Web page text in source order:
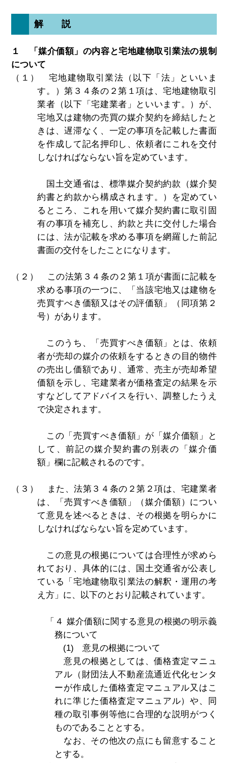
解 説
１ 「媒介価額」の内容と宅地建物取引業法の規制
について
（１） 宅地建物取引業法（以下「法」といいま
す。）第３４条の２第１項は、宅地建物取引
業者（以下「宅建業者」といいます。）が、
宅地又は建物の売買の媒介契約を締結したと
きは、遅滞なく、一定の事項を記載した書面
を作成して記名押印し、依頼者にこれを交付
しなければならない旨を定めています。
国土交通省は、標準媒介契約約款（媒介契
約書と約款から構成されます。）を定めてい
るところ、これを用いて媒介契約書に取引固
有の事項を補充し、約款と共に交付した場合
には、法が記載を求める事項を網羅した前記
書面の交付をしたことになります。
（２） この法第３４条の２第１項が書面に記載を
求める事項の一つに、「当該宅地又は建物を
売買すべき価額又はその評価額」（同項第２
号）があります。
このうち、「売買すべき価額」とは、依頼
者が売却の媒介の依頼をするときの目的物件
の売出し価額であり、通常、売主が売却希望
価額を示し、宅建業者が価格査定の結果を示
すなどしてアドバイスを行い、調整したうえ
で決定されます。
この「売買すべき価額」が「媒介価額」と
して、前記の媒介契約書の別表の「媒介価
額」欄に記載されるのです。
（３） また、法第３４条の２第２項は、宅建業者
は、「売買すべき価額」（媒介価額）につい
て意見を述べるときは、その根拠を明らかに
しなければならない旨を定めています。
この意見の根拠については合理性が求めら
れており、具体的には、国土交通省が公表し
ている「宅地建物取引業法の解釈・運用の考
え方」に、以下のとおり記載されています。
「４ 媒介価額に関する意見の根拠の明示義
務について
(1) 意見の根拠について
意見の根拠としては、価格査定マニュ
アル（財団法人不動産流通近代化センタ
ーが作成した価格査定マニュアル又はこ
れに準じた価格査定マニュアル）や、同
種の取引事例等他に合理的な説明がつく
ものであることとする。
なお、その他次の点にも留意すること
とする。